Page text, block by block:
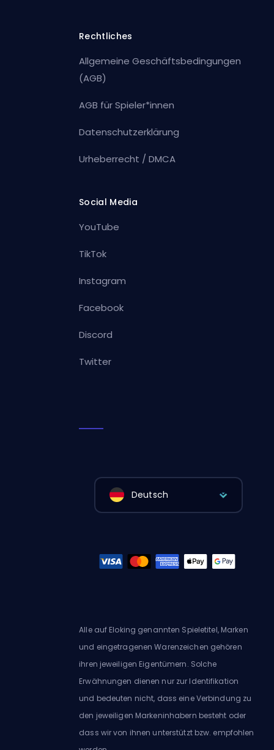
Rechtliches
Allgemeine Geschäftsbedingungen
(AGB)
AGB für Spieler*innen
Datenschutzerklärung
Urheberrecht / DMCA
Social Media
YouTube
TikTok
Instagram
Facebook
Discord
Twitter
Deutsch
Alle auf Eloking genannten Spieletitel, Marken
und eingetragenen Warenzeichen gehören
ihren jeweiligen Eigentümern. Solche
Erwähnungen dienen nur zur Identifikation
und bedeuten nicht, dass eine Verbindung zu
den jeweiligen Markeninhabern besteht oder
dass wir von ihnen unterstützt bzw. empfohlen